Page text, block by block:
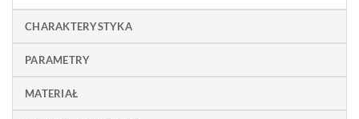
CHARAKTERYSTYKA
PARAMETRY
MATERIAŁ